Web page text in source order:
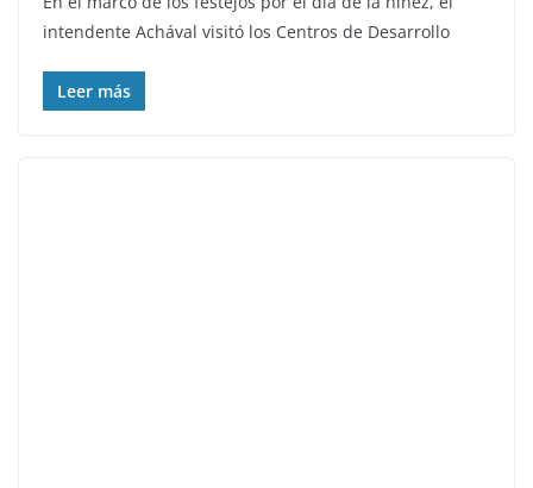
intendente Achával visitó los Centros de Desarrollo
Leer más